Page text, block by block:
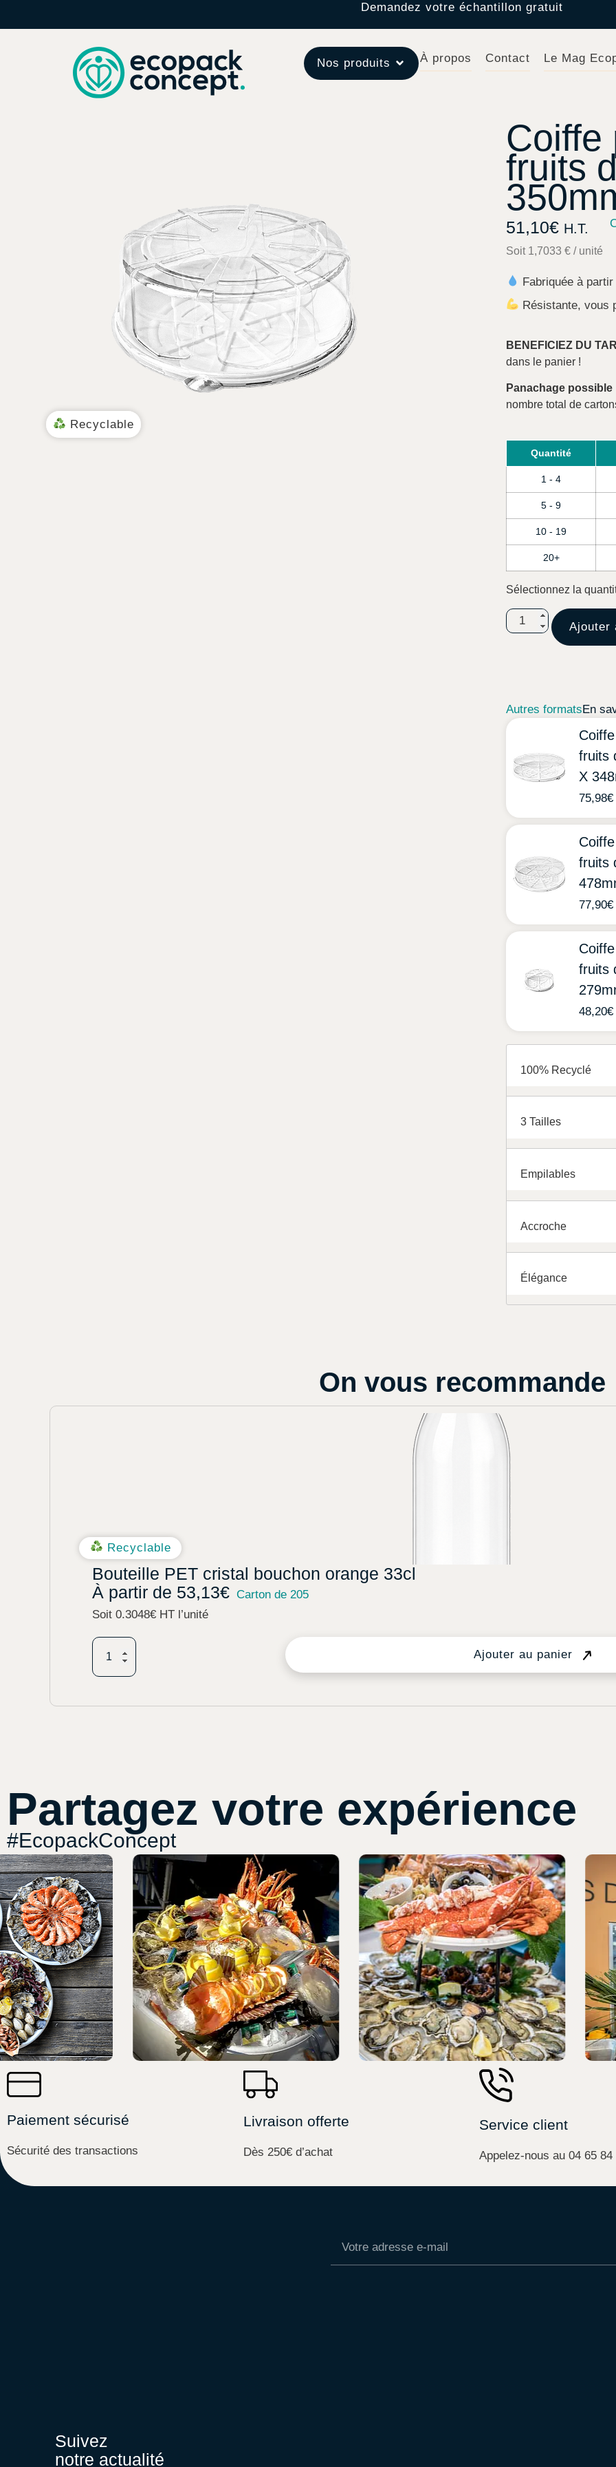
Demandez votre échantillon gratuit
Nos produits À propos Contact Le Mag
Recyclable
Coiffe
fruits
51,10€ H.T.
Soit 1,7033 € / unité
Fabriquée à
Résistante, vous
BENEFICIEZ DU
dans le panier !
Panachage possible
nombre total de
Quantité
1 - 4
5 - 9
10 - 19
20+
Sélectionnez la
Ajouter
Autres formatsEn
fruits
X
75,98€
fruits
77,90€
fruits
48,20€
100% Recyclé
3 Tailles
Empilables
Accroche
Élégance
On vous recommande
Recyclable
Bouteille PET cristal bouchon orange 33cl
À partir de 53,13€
Soit 0.3048€ HT l’unité
Carton de 205
Ajouter au panier
Partagez votre expérience
#EcopackConcept
Paiement sécurisé
Sécurité des transactions
Livraison offerte
Dès 250€ d’achat
Service client
Appelez-nous au 04 65 84
Suivez
notre actualité